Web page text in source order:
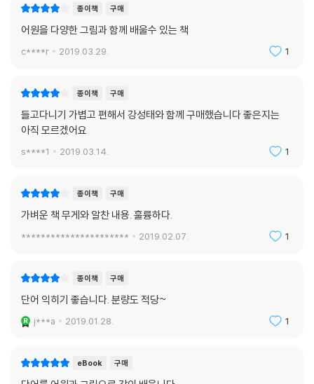
종이책 구매
어원을 다양한 그림과 함께 배울수 있는 책
c****r 2019.03.29. 1
종이책 구매
들고다니기 가볍고 편해서 강성태와 함께 구매했습니다 좋은지는
아직 모르겠어요
s****1 2019.03.14. 1
종이책 구매
가벼운 책 무게와 알찬 내용. 훌륭하다.
********************** 2019.02.07. 1
종이책 구매
단어 익히기 좋습니다. 분량도 적당~
j***a 2019.01.28. 1
eBook 구매